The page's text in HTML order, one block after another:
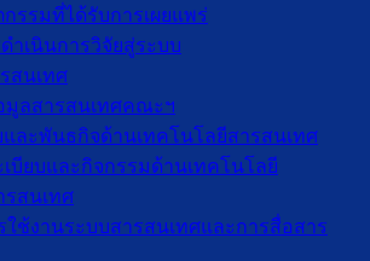
รรมที่ได้รับการเผยแพร่
ำเนินการวิจัยสู่ระบบ
สนเทศ
มูลสารสนเทศคณะฯ
และพันธกิจด้านเทคโนโลยีสารสนเทศ
เบียบและกิจกรรมด้านเทคโนโลยี
รสนเทศ
ใช้งานระบบสารสนเทศและการสื่อสาร